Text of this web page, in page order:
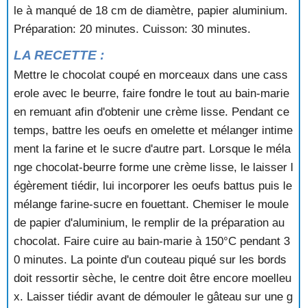
GATEAU AUX NOISETTES FRAICHES
GATEAU AUX NOIX
GATEAU AUX NOIX A LA CREME ANGLAISE
GATEAU AUX NOIX A L'ABRICOT
GATEAU AUX NOIX ET AU CAFE
GATEAU AUX NOIX FOURRE CHOCOLAT
GATEAU AUX NOIX GLACAGE CHOCOLAT
GATEAU AUX NOIX GLACE
GATEAU AUX NOIX SANS CUISSON
GATEAU AUX PECHES
GATEAU AUX PIGNONS
GATEAU AUX POIRES
GATEAU AUX POMMES
GATEAU AUX POMMES ET AUX NOIX
GATEAU AUX POMMES RAPEES
GATEAU AUX QUETSCHES
GATEAU AUX RAISINS
GATEAU AUX REINES CLAUDES
le à manqué de 18 cm de diamètre, papier aluminium.
Préparation: 20 minutes. Cuisson: 30 minutes.
LA RECETTE :
Mettre le chocolat coupé en morceaux dans une cass
erole avec le beurre, faire fondre le tout au bain-marie
en remuant afin d'obtenir une crème lisse. Pendant ce
temps, battre les oeufs en omelette et mélanger intime
ment la farine et le sucre d'autre part. Lorsque le méla
nge chocolat-beurre forme une crème lisse, le laisser l
égèrement tiédir, lui incorporer les oeufs battus puis le
mélange farine-sucre en fouettant. Chemiser le moule
de papier d'aluminium, le remplir de la préparation au
chocolat. Faire cuire au bain-marie à 150°C pendant 3
0 minutes. La pointe d'un couteau piqué sur les bords
doit ressortir sèche, le centre doit être encore moelleu
x. Laisser tiédir avant de démouler le gâteau sur une g